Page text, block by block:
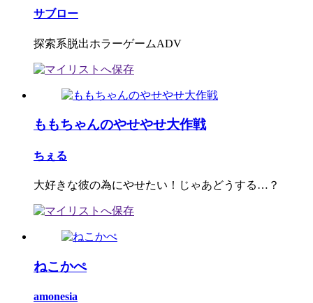
サブロー
探索系脱出ホラーゲームADV
ももちゃんのやせやせ大作戦
ちぇる
大好きな彼の為にやせたい！じゃあどうする…？
ねこかぺ
amonesia